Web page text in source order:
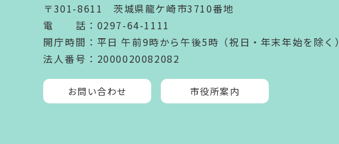
〒301-8611 茨城県龍ケ崎市3710番地
電話 ： 0297-64-1111
開庁時間 ： 平日 午前9時から午後5時（祝日・年末年始を除く）
法人番号 ：2000020082082
お問い合わせ 市役所案内